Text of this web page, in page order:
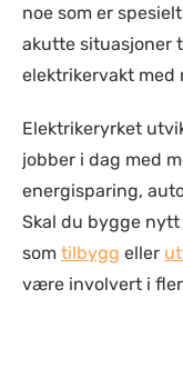
noe som er
akutte situasjoner
elektrikervakt med
Elektrikeryrket
jobber i dag med
energisparing,
Skal du bygge
som tilbygg eller
være involvert i